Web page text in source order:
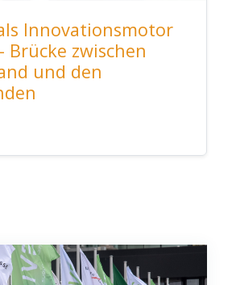
Innovationsmotor
Brücke zwischen
und den